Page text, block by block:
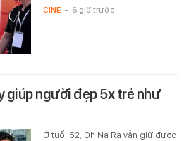
CINE - 6 giờ trước
giúp người đẹp 5x trẻ như
Ở tuổi 52, Oh Na Ra vẫn giữ được